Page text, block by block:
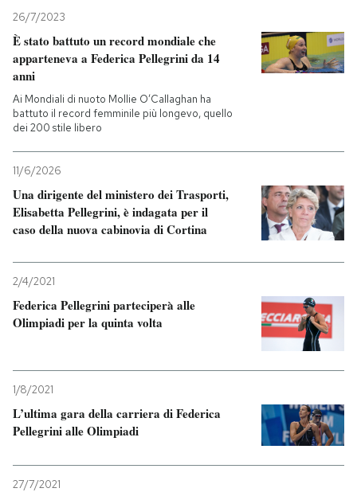
Entra
26/7/2023
È stato battuto un record mondiale che
apparteneva a Federica Pellegrini da 14
anni
Ai Mondiali di nuoto Mollie O’Callaghan ha
battuto il record femminile più longevo, quello
dei 200 stile libero
11/6/2026
Una dirigente del ministero dei Trasporti,
Elisabetta Pellegrini, è indagata per il
caso della nuova cabinovia di Cortina
2/4/2021
Federica Pellegrini parteciperà alle
Olimpiadi per la quinta volta
1/8/2021
L’ultima gara della carriera di Federica
Pellegrini alle Olimpiadi
27/7/2021